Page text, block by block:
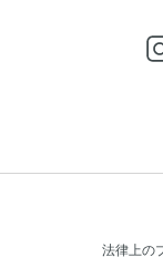
法律上の